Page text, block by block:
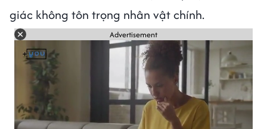
giác không tôn trọng nhân vật chính.
Advertisement